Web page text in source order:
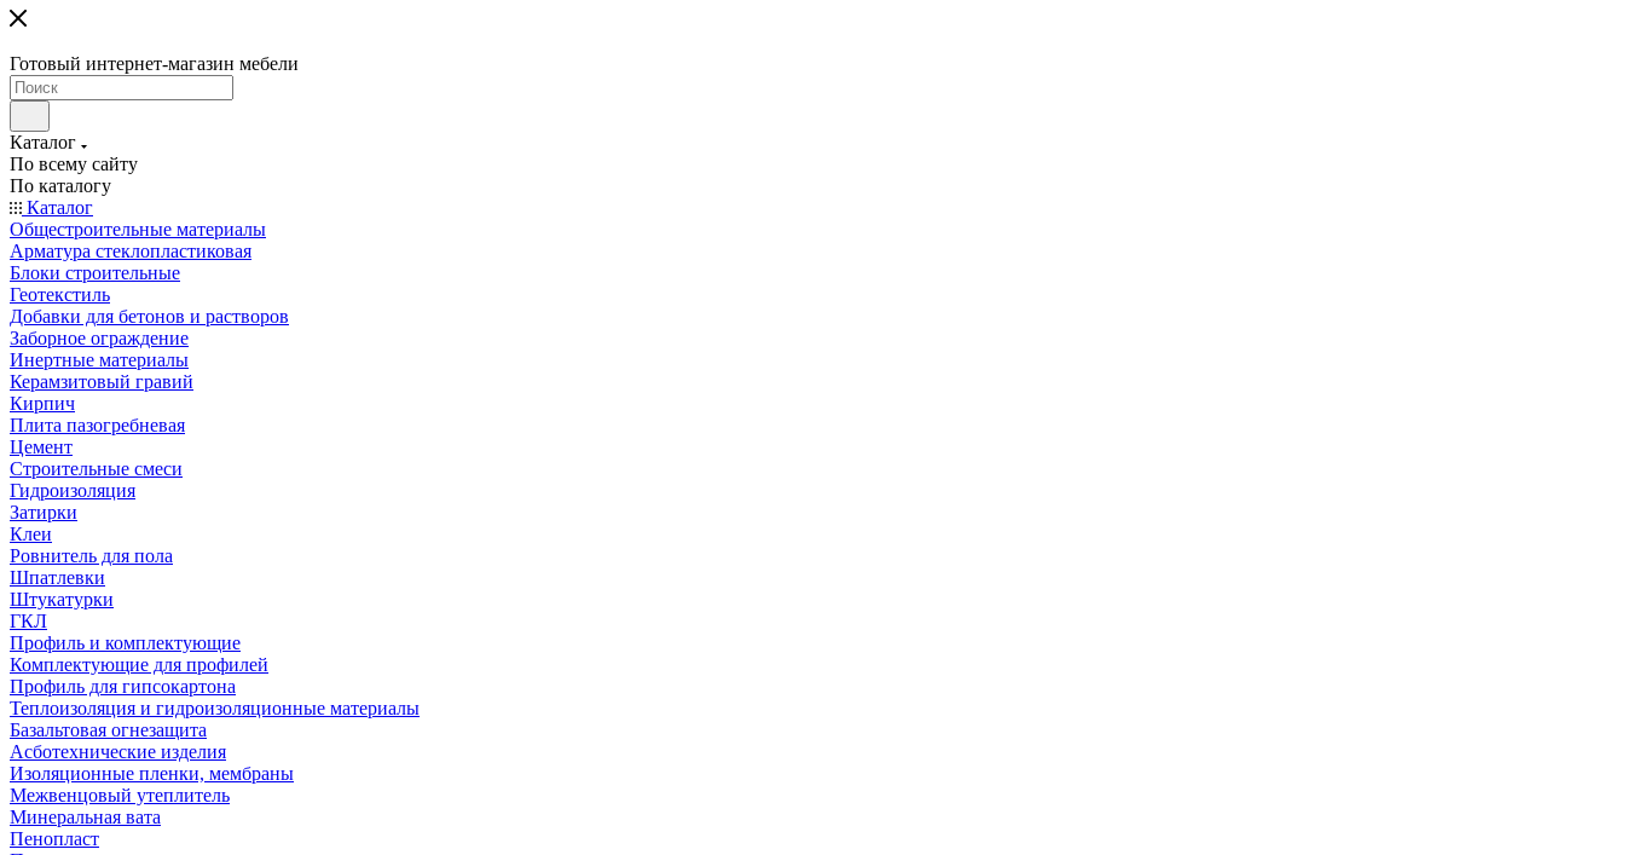
Готовый интернет-магазин мебели
Каталог
По всему сайту
По каталогу
Каталог
Общестроительные материалы
Арматура стеклопластиковая
Блоки строительные
Геотекстиль
Добавки для бетонов и растворов
Заборное ограждение
Инертные материалы
Керамзитовый гравий
Кирпич
Плита пазогребневая
Цемент
Строительные смеси
Гидроизоляция
Затирки
Клеи
Ровнитель для пола
Шпатлевки
Штукатурки
ГКЛ
Профиль и комплектующие
Комплектующие для профилей
Профиль для гипсокартона
Теплоизоляция и гидроизоляционные материалы
Базальтовая огнезащита
Асботехнические изделия
Изоляционные пленки, мембраны
Межвенцовый утеплитель
Минеральная вата
Пенопласт